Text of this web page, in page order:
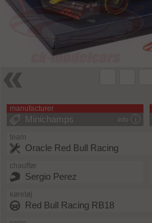
manufacturer
info
Minichamps
team
Oracle Red Bull Racing
chauffør
Sergio Perez
køretøj
Red Bull Racing RB18